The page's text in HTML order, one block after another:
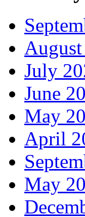
July
June
May
April
May